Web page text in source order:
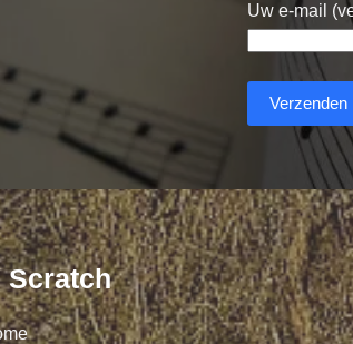
Uw e-mail
Scratch